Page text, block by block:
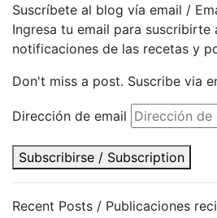
Suscríbete al blog vía email /
Ingresa tu email para
notificaciones de las recetas y
Don't miss a post. Suscribe via
Dirección de email
Subscribirse / Subscription
Recent Posts / Publicaciones